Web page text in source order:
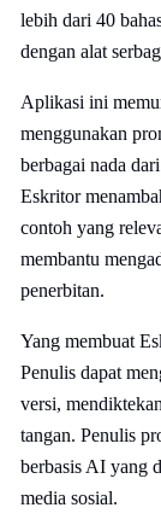
lebih dari 40
dengan alat
Aplikasi ini
menggunakan
berbagai nada
Eskritor
contoh yang
membantu
penerbitan.
Yang membuat
Penulis dapat
versi,
tangan. Penulis
berbasis AI yang
media sosial.